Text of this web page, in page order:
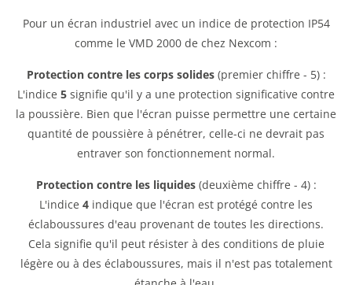
Pour un écran industriel avec un indice de protection IP54
comme le VMD 2000 de chez Nexcom :
Protection contre les corps solides(premier chiffre - 5) :
L'indice 5 signifie qu'il y a une protection significative contre
la poussière. Bien que l'écran puisse permettre une certaine
quantité de poussière à pénétrer, celle-ci ne devrait pas
entraver son fonctionnement normal.
Protection contre les liquides(deuxième chiffre - 4) :
L'indice 4 indique que l'écran est protégé contre les
éclaboussures d'eau provenant de toutes les directions.
Cela signifie qu'il peut résister à des conditions de pluie
légère ou à des éclaboussures, mais il n'est pas totalement